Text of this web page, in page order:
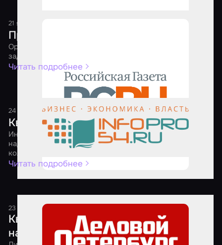
21 января 2021
Приключения квеструмов
Организаторам игр пришлось самим решать сложные
задачи, чтобы выжить в 2020 году
Читать подробнее
24 апреля 2020 1 минута
Квест-мейкеры ищут выход
Индустрия квестов вошла в режим самоконсервации. И
надеется выйти из него к осени – оздоровленной и без
коллег-маргиналов
Читать подробнее
23 апреля 2020
Квест на выбывание: игровые комнаты
начали уходить с рынка развлечений